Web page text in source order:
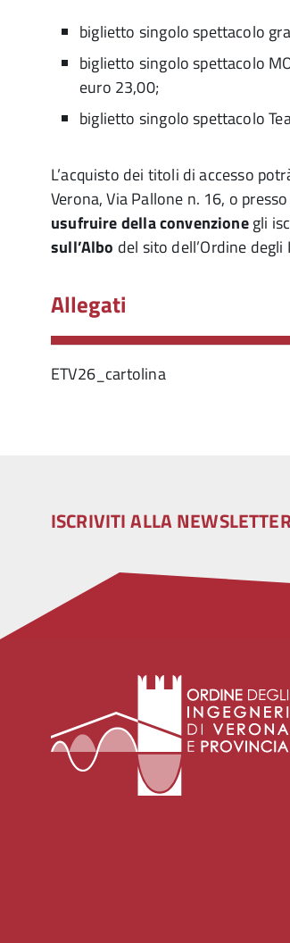
biglietto singolo spettacolo
biglietto singolo spettacolo
euro 23,00;
biglietto singolo spettacolo
L’acquisto dei titoli di accesso
Verona, Via Pallone n. 16, o
usufruire della convenzionegli
sull’Albo del sito dell’Ordine
Allegati
ETV26_cartolina
ISCRIVITI ALLA NEWSLETTER